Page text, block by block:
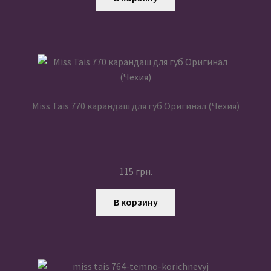
Miss Tais 770 карандаш для губ Оригинал (Чехия)
115 грн.
В корзину